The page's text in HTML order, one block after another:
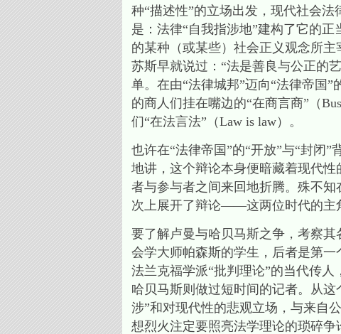
种“描述性”的立场出发，现代社会
是：法律“自我指涉地”建构了它的
的某种（或某些）社会正义观念所
苏斯早就说过：“法是善良与公正的
单。在由“法律城邦”迈向“法律帝国
的商人们挂在嘴边的“在商言商”（
们“在法言法”（Law is law）。
也许在“法律帝国”的“开放”与“封闭
地讲，这个辩论本身便暗藏着现代
者与参与者之间来回地折腾。殊不
次上展开了辩论——这两位时代的主
要了解卢曼与哈贝马斯之争，考察
会学大师帕森斯的学生，后者是第
法兰克福学派“批判理论”的当代传
哈贝马斯则做过短时间的记者。从
涉”和对现代性的悲观立场，与来自
想烈火注定要照亮法学理论的琐碎